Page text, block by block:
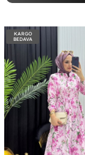
KARGO
BEDAVA